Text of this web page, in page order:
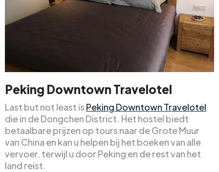
Peking Downtown Travelotel
Last but not least is Peking Downtown Travelotel
die in de Dongchen District. Het hostel biedt
betaalbare prijzen op tours naar de Grote Muur
van China en kan u helpen bij het boeken van alle
vervoer, terwijl u door Peking en de rest van het
land reist.